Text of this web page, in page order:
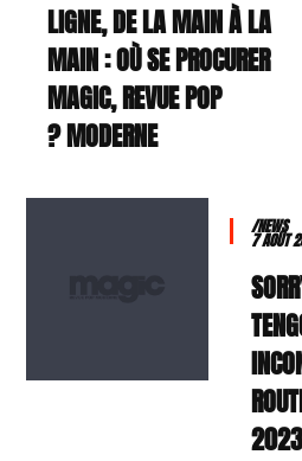
LIGNE, DE LA MAIN À LA
MAIN : OÙ SE PROCURER
MAGIC, REVUE POP
MODERNE ?
/NEWS
7 AOÛT